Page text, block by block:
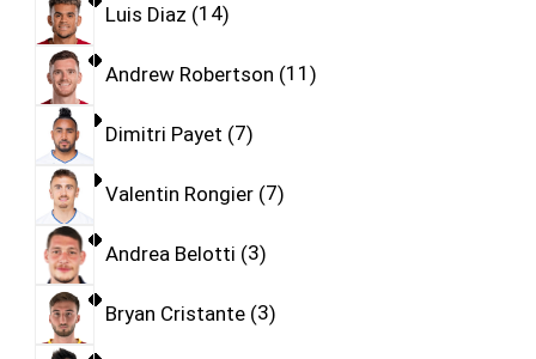
Luis Diaz 14
Andrew Robertson 11
Dimitri Payet 7
Valentin Rongier 7
Andrea Belotti 3
Bryan Cristante 3